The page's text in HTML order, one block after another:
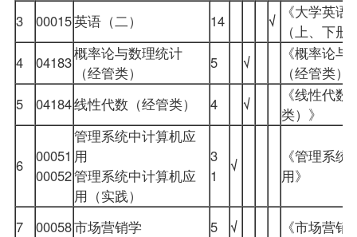
3
00015英语（二） 14 √
《大学英
（上、下册
4
04183概率论与数理统计
（经管类）
5 √
《概率论与
（经管类）
5
04184线性代数（经管类） 4 √
《线性代数
类）》
6
00051
00052
管理系统中计算机应
用
管理系统中计算机应
用（实践）
3
1
√
《管理系
用》
7 00058市场营销学 5 √ 《市场营销